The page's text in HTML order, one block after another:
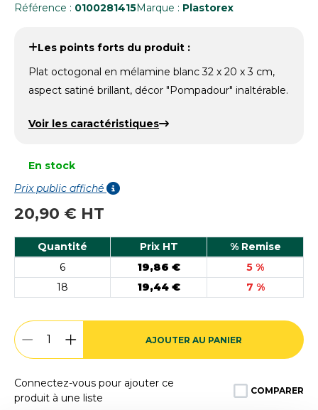
Référence : 0100281415Marque : Plastorex
Les points forts du produit :
Plat octogonal en mélamine blanc 32 x 20 x 3 cm,
aspect satiné brillant, décor "Pompadour" inaltérable.
Voir les caractéristiques
En stock
Prix public affiché
20,90 € HT
Quantité Prix HT
% Remise
6
19,86 €
5 %
18
19,44 € 7 %
AJOUTER AU PANIER
Connectez-vous pour ajouter ce
produit à une liste
COMPARER